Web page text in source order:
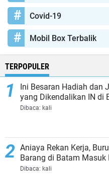
Covid-19
Mobil Box Terbalik
TERPOPULER
Ini Besaran Hadiah dan
yang Dikendalikan IN di
Dibaca: kali
Aniaya Rekan Kerja,
Barang di Batam Masuk
Dibaca: kali